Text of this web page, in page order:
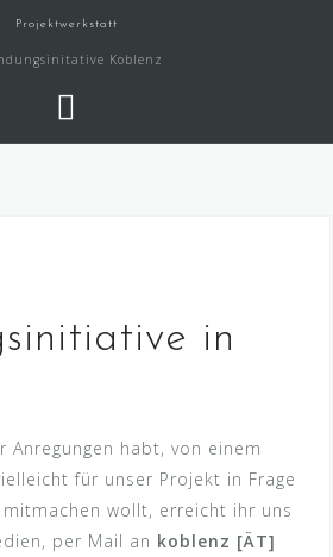
Projektwerkstatt
Koblenz
in
Anregungen habt, von einem
für unser Projekt in Frage
wollt, erreicht ihr uns
per Mail an koblenz [ÄT]